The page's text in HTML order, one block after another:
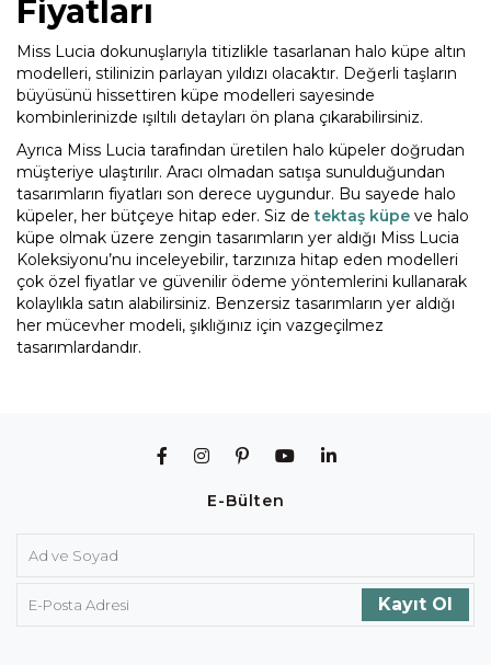
Fiyatları
Miss Lucia dokunuşlarıyla titizlikle tasarlanan halo küpe altın
modelleri, stilinizin parlayan yıldızı olacaktır. Değerli taşların
büyüsünü hissettiren küpe modelleri sayesinde
kombinlerinizde ışıltılı detayları ön plana çıkarabilirsiniz.
Ayrıca Miss Lucia tarafından üretilen halo küpeler doğrudan
müşteriye ulaştırılır. Aracı olmadan satışa sunulduğundan
tasarımların fiyatları son derece uygundur. Bu sayede halo
küpeler, her bütçeye hitap eder. Siz detektaş küpe ve halo
küpe olmak üzere zengin tasarımların yer aldığı Miss Lucia
Koleksiyonu’nu inceleyebilir, tarzınıza hitap eden modelleri
çok özel fiyatlar ve güvenilir ödeme yöntemlerini kullanarak
kolaylıkla satın alabilirsiniz. Benzersiz tasarımların yer aldığı
her mücevher modeli, şıklığınız için vazgeçilmez
tasarımlardandır.
E-Bülten